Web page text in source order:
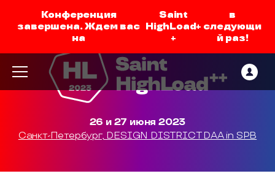
Конференция
завершена. Ждем вас
на
Saint
HighLoad+
+
в
следующи
й раз!
26 и 27 июня 2023
Санкт-Петербург, DESIGN DISTRICT DAA in SPB